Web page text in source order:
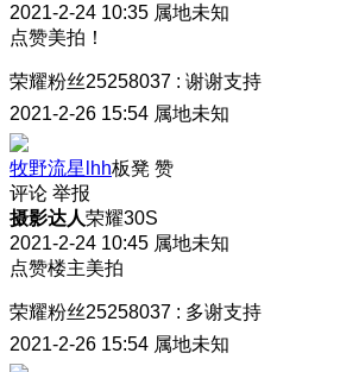
2021-2-24 10:35 属地未知
点赞美拍！
荣耀粉丝25258037 : 谢谢支持
2021-2-26 15:54 属地未知
牧野流星lhh板凳 赞
评论 举报
摄影达人荣耀30S
2021-2-24 10:45 属地未知
点赞楼主美拍
荣耀粉丝25258037 : 多谢支持
2021-2-26 15:54 属地未知